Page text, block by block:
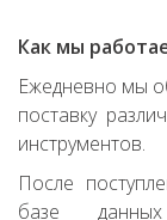
Как мы
Ежедневно мы
поставку
инструментов.
После
базе